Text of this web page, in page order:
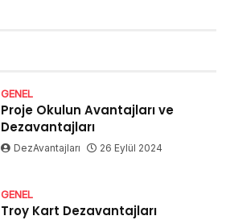
GENEL
Proje Okulun Avantajları ve
Dezavantajları
DezAvantajları 26 Eylül 2024
GENEL
Troy Kart Dezavantajları